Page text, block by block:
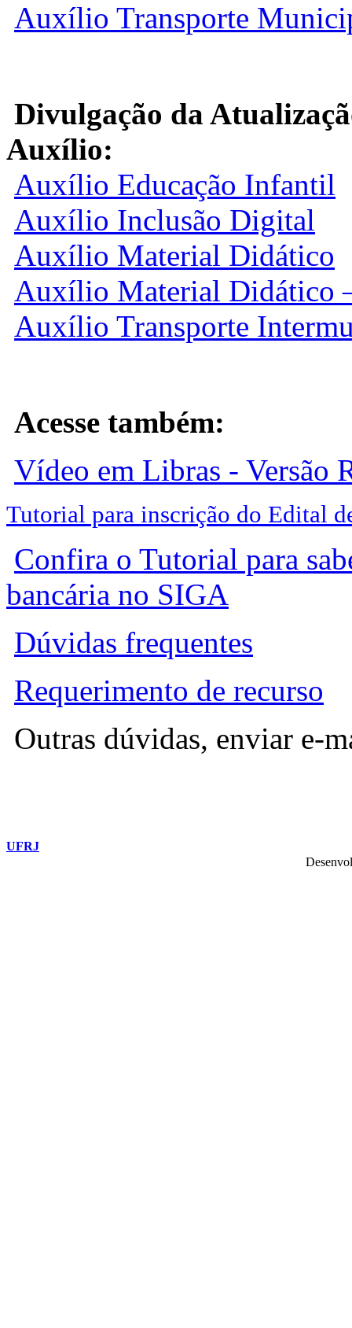
Auxílio Transporte
Divulgação da
Auxílio:
Auxílio Educação Infantil
Auxílio Inclusão Digital
Auxílio Material Didático
Auxílio Material Didático
Auxílio Transporte
Acesse também:
Vídeo em Libras - Versão
Tutorial para inscrição do Edital
Confira o Tutorial para
bancária no SIGA
Dúvidas frequentes
Requerimento de recurso
Outras dúvidas, enviar e-
UFRJ